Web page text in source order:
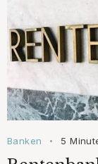
Banken • 5